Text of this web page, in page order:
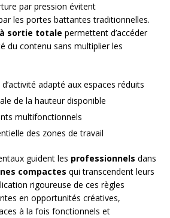
par pression évitent
les portes battantes traditionnelles.
sortie totale permettent d’accéder
du contenu sans multiplier les
adapté aux espaces réduits
de la hauteur disponible
multifonctionnels
des zones de travail
guident les professionnels dans
compactes qui transcendent leurs
rigoureuse de ces règles
en opportunités créatives,
à la fois fonctionnels et